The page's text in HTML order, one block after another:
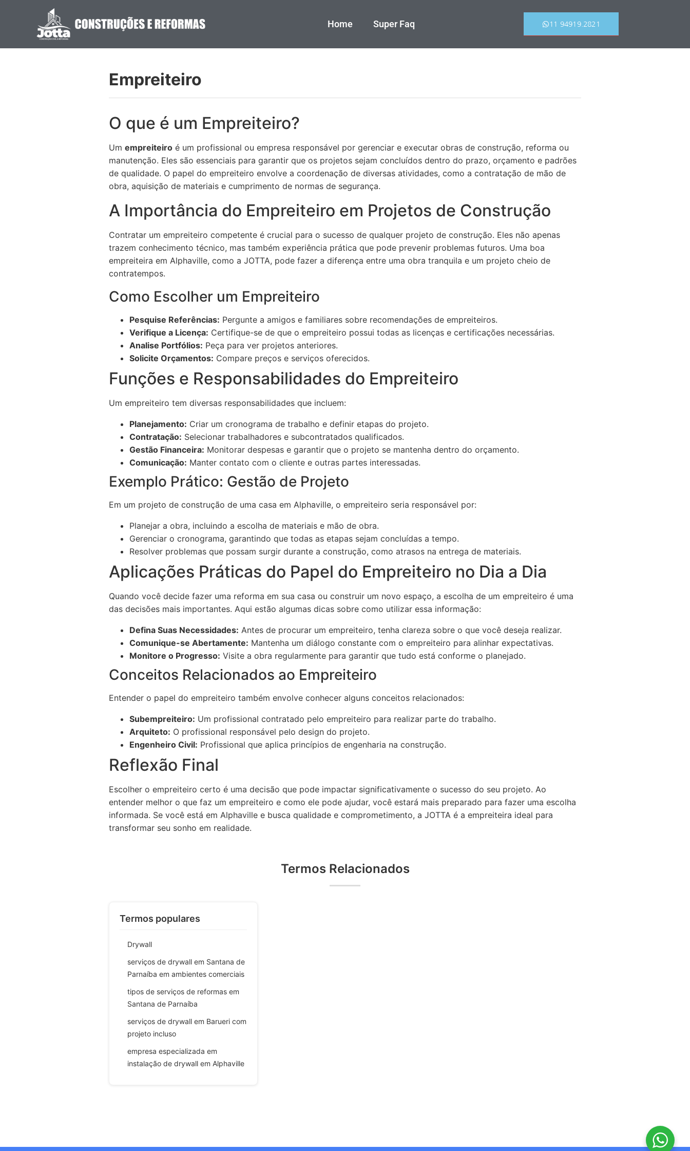
Home Super Faq 11 94919.2821
Empreiteiro
O que é um Empreiteiro?
Um empreiteiro é um profissional ou empresa responsável por gerenciar e executar obras de construção, reforma ou
manutenção. Eles são essenciais para garantir que os projetos sejam concluídos dentro do prazo, orçamento e padrões
de qualidade. O papel do empreiteiro envolve a coordenação de diversas atividades, como a contratação de mão de
obra, aquisição de materiais e cumprimento de normas de segurança.
A Importância do Empreiteiro em Projetos de Construção
Contratar um empreiteiro competente é crucial para o sucesso de qualquer projeto de construção. Eles não apenas
trazem conhecimento técnico, mas também experiência prática que pode prevenir problemas futuros. Uma boa
empreiteira em Alphaville, como a JOTTA, pode fazer a diferença entre uma obra tranquila e um projeto cheio de
contratempos.
Como Escolher um Empreiteiro
Pesquise Referências: Pergunte a amigos e familiares sobre recomendações de empreiteiros.
Verifique a Licença: Certifique-se de que o empreiteiro possui todas as licenças e certificações necessárias.
Analise Portfólios: Peça para ver projetos anteriores.
Solicite Orçamentos: Compare preços e serviços oferecidos.
Funções e Responsabilidades do Empreiteiro
Um empreiteiro tem diversas responsabilidades que incluem:
Planejamento: Criar um cronograma de trabalho e definir etapas do projeto.
Contratação: Selecionar trabalhadores e subcontratados qualificados.
Gestão Financeira: Monitorar despesas e garantir que o projeto se mantenha dentro do orçamento.
Comunicação: Manter contato com o cliente e outras partes interessadas.
Exemplo Prático: Gestão de Projeto
Em um projeto de construção de uma casa em Alphaville, o empreiteiro seria responsável por:
Planejar a obra, incluindo a escolha de materiais e mão de obra.
Gerenciar o cronograma, garantindo que todas as etapas sejam concluídas a tempo.
Resolver problemas que possam surgir durante a construção, como atrasos na entrega de materiais.
Aplicações Práticas do Papel do Empreiteiro no Dia a Dia
Quando você decide fazer uma reforma em sua casa ou construir um novo espaço, a escolha de um empreiteiro é uma
das decisões mais importantes. Aqui estão algumas dicas sobre como utilizar essa informação:
Defina Suas Necessidades: Antes de procurar um empreiteiro, tenha clareza sobre o que você deseja realizar.
Comunique-se Abertamente: Mantenha um diálogo constante com o empreiteiro para alinhar expectativas.
Monitore o Progresso: Visite a obra regularmente para garantir que tudo está conforme o planejado.
Conceitos Relacionados ao Empreiteiro
Entender o papel do empreiteiro também envolve conhecer alguns conceitos relacionados:
Subempreiteiro: Um profissional contratado pelo empreiteiro para realizar parte do trabalho.
Arquiteto: O profissional responsável pelo design do projeto.
Engenheiro Civil: Profissional que aplica princípios de engenharia na construção.
Reflexão Final
Escolher o empreiteiro certo é uma decisão que pode impactar significativamente o sucesso do seu projeto. Ao
entender melhor o que faz um empreiteiro e como ele pode ajudar, você estará mais preparado para fazer uma escolha
informada. Se você está em Alphaville e busca qualidade e comprometimento, a JOTTA é a empreiteira ideal para
transformar seu sonho em realidade.
Termos Relacionados
Termos populares
Drywall
serviços de drywall em Santana de
Parnaíba em ambientes comerciais
tipos de serviços de reformas em
Santana de Parnaíba
serviços de drywall em Barueri com
projeto incluso
empresa especializada em
instalação de drywall em Alphaville